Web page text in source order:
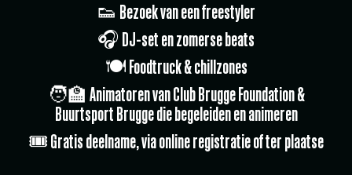
👟 Bezoek van een freestyler
🎧 DJ-set en zomerse beats
🍽️ Foodtruck & chillzones
🧑‍🏫 Animatoren van Club Brugge Foundation &
Buurtsport Brugge die begeleiden en animeren
🎟️ Gratis deelname, via online registratie of ter plaatse